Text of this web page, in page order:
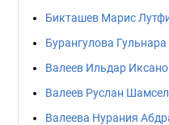
Бикташев Марис
Бурангулова
Валеев Ильдар
Валеев Руслан
Валеева Нурания